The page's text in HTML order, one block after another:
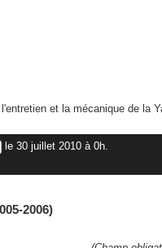
et la mécanique de la
le 30 juillet 2010 à 0h.
2006)